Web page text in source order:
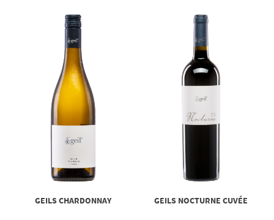
GEILS CHARDONNAY GEILS NOCTURNE CUVÉE